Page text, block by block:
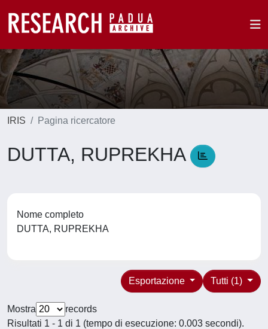
IRIS Pagina ricercatore
DUTTA, RUPREKHA
Nome completo
DUTTA, RUPREKHA
Tutti (1)
Esportazione
Mostra
records
Risultati 1 - 1 di 1 (tempo di esecuzione: 0.003 secondi).